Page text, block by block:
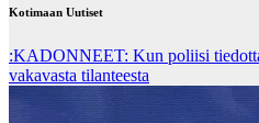
Kotimaan Uutiset
:KADONNEET: Kun poliisi
vakavasta tilanteesta